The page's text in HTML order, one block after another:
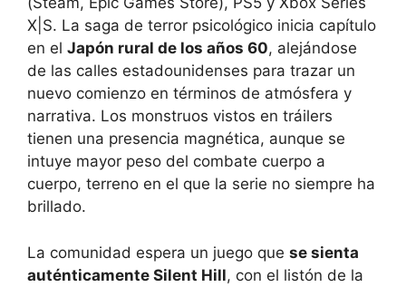
X|S. La saga de terror psicológico inicia capítulo
en el Japón rural de los años 60, alejándose
de las calles estadounidenses para trazar un
nuevo comienzo en términos de atmósfera y
narrativa. Los monstruos vistos en tráilers
tienen una presencia magnética, aunque se
intuye mayor peso del combate cuerpo a
cuerpo, terreno en el que la serie no siempre ha
brillado.
La comunidad espera un juego que se sienta
auténticamente Silent Hill, con el listón de la